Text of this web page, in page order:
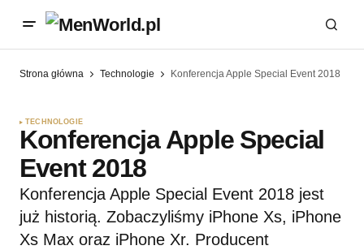
Strona główna Technologie Konferencja Apple Special Event 2018
TECHNOLOGIE
Konferencja Apple Special
Event 2018
Konferencja Apple Special Event 2018 jest
już historią. Zobaczyliśmy iPhone Xs, iPhone
Xs Max oraz iPhone Xr. Producent